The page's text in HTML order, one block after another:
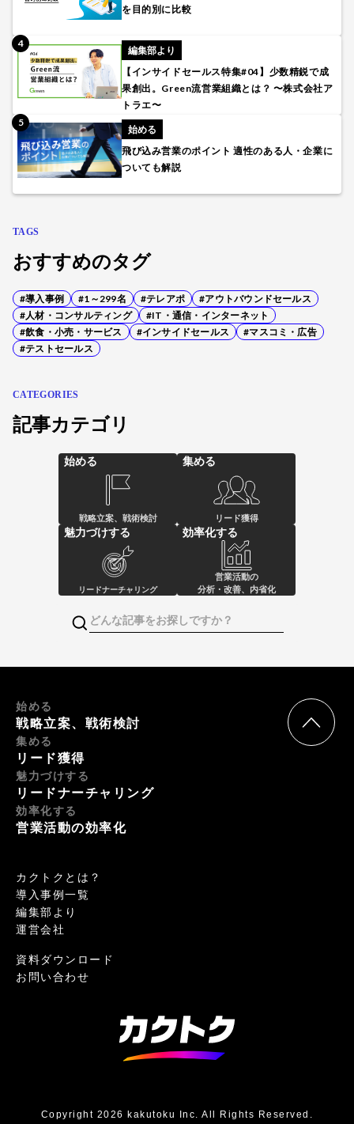
を目的別に比較
編集部より
【インサイドセールス特集#04】少数精鋭で成
果創出。Green流営業組織とは？ 〜株式会社ア
トラエ〜
始める
飛び込み営業のポイント 適性のある人・企業に
ついても解説
TAGS
おすすめのタグ
#導入事例 #1～299名 #テレアポ
#アウトバウンドセールス
#人材・コンサルティング
#IT・通信・インターネット
#飲食・小売・サービス
#インサイドセールス
#マスコミ・広告
#テストセールス
CATEGORIES
記事カテゴリ
始める
戦略立案、戦術検討
集める
リード獲得
魅力づけする
リードナーチャリング
効率化する
営業活動の
分析・改善、内省化
始める
戦略立案、戦術検討
集める
リード獲得
魅力づけする
リードナーチャリング
効率化する
営業活動の効率化
カクトクとは？
導入事例一覧
編集部より
運営会社
資料ダウンロード
お問い合わせ
Copyright 2026 kakutoku Inc. All Rights Reserved.